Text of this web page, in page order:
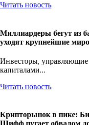
Читать новость
Миллиардеры бегут из
уходят крупнейшие
Инвесторы,
капиталами...
Читать новость
Крипторынок в пике: